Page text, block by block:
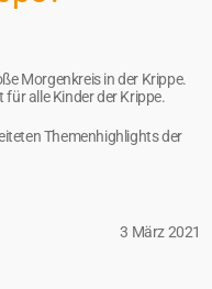
Morgenkreis in der Krippe.
alle Kinder der Krippe.
Themenhighlights der
3 März 2021